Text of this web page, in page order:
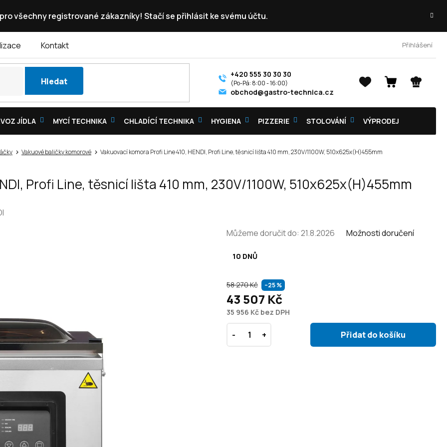
pro všechny registrované zákazníky! Stačí se přihlásit ke svému účtu.
Kontakt Přihlášení
Hledat
NÁKUPNÍ
+420 555 30 30 30
obchod@gastro-technica.cz
JÍDLA MYCÍ TECHNIKA CHLADÍCÍ TECHNIKA HYGIENA PIZZERIE STOLOVÁNÍ VÝPRODEJ
Vakuové baličky komorové Vakuovací komora Profi Line 410, HENDI, Profi Line, těsnicí lišta 410 mm, 230V/1100W, 510x625x(H)455mm
Profi Line, těsnicí lišta 410 mm, 230V/1100W, 510x625x(H)455mm
58 270 Kč –25 %
43 507 Kč
35 956 Kč bez DPH
10 DNŮ
Můžeme doručit do: 21.8.2026 Možnosti doručení
Přidat do košíku